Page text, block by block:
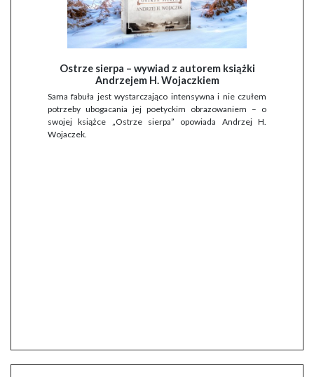
Ostrze sierpa – wywiad z autorem książki
Andrzejem H. Wojaczkiem
Sama fabuła jest wystarczająco intensywna i nie czułem
potrzeby ubogacania jej poetyckim obrazowaniem – o
swojej książce „Ostrze sierpa” opowiada Andrzej H.
Wojaczek.